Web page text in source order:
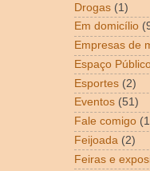
Drogas (1)
Em domicílio
Empresas de
Espaço
Esportes (2)
Eventos (51)
Fale comigo
Feijoada (2)
Feiras e